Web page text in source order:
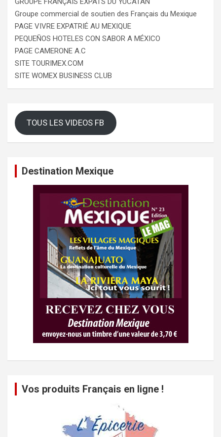
Groupe commercial de soutien des Français du Mexique
PAGE VIVRE EXPATRIÉ AU MEXIQUE
PEQUEÑOS HOTELES CON SABOR A MÉXICO
PAGE CAMERONE A.C
SITE TOURIMEX.COM
SITE WOMEX BUSINESS CLUB
TOUS LES VIDEOS FB
Destination Mexique
Vos produits Français en ligne !